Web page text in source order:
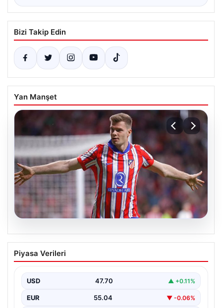
Bizi Takip Edin
Yan Manşet
05.08.2026
Sörloth Transfer Yarışında Fenerbahçe
ve Beşiktaş Mücadelesi
sahne olurken, Süper Lig’in iki büyük devi,…
Piyasa Verileri
USD 47.70 ▲ +0.11%
EUR 55.04 ▼ -0.06%